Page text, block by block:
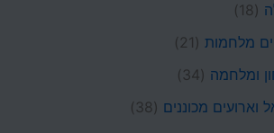
(18)
מלחמות (21)
ומלחמה (34)
וארועים מכוננים (38)